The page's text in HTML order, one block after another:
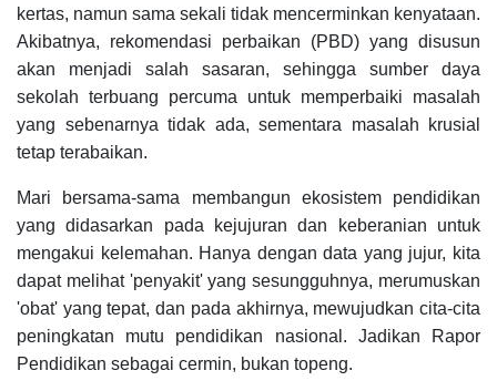
kertas, namun sama sekali tidak mencerminkan kenyataan.
Akibatnya, rekomendasi perbaikan (PBD) yang disusun
akan menjadi salah sasaran, sehingga sumber daya
sekolah terbuang percuma untuk memperbaiki masalah
yang sebenarnya tidak ada, sementara masalah krusial
tetap terabaikan.
Mari bersama-sama membangun ekosistem pendidikan
yang didasarkan pada kejujuran dan keberanian untuk
mengakui kelemahan. Hanya dengan data yang jujur, kita
dapat melihat 'penyakit' yang sesungguhnya, merumuskan
'obat' yang tepat, dan pada akhirnya, mewujudkan cita-cita
peningkatan mutu pendidikan nasional. Jadikan Rapor
Pendidikan sebagai cermin, bukan topeng.